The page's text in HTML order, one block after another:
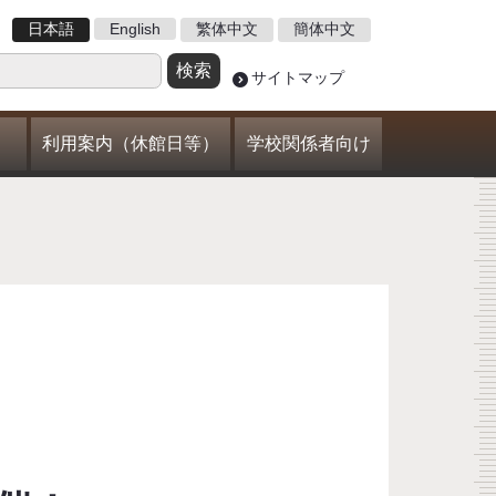
サイトマップ
日本語 English 繁体中文 簡体中文
利用案内（休館日等） 学校関係者向け